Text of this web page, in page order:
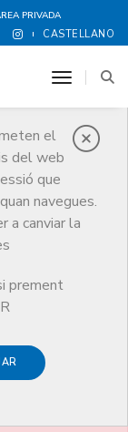
PRIVADA
CASTELLANO
el
del web
que
navegues.
a canviar la
prement
toggle
de la